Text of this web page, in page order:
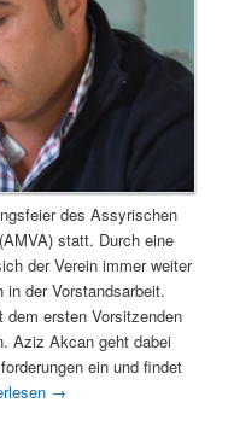
des Assyrischen
statt. Durch eine
der Verein immer weiter
der Vorstandsarbeit.
dem ersten Vorsitzenden
Aziz Akcan geht dabei
ein und findet
→